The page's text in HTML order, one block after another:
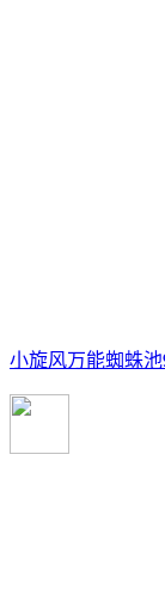
小旋风万能蜘蛛